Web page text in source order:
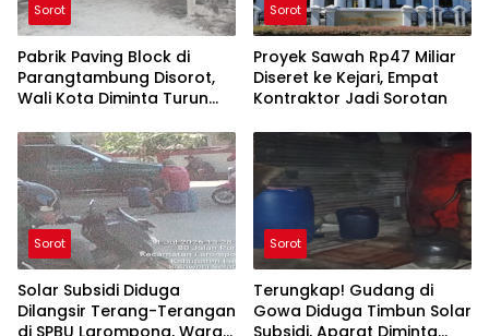
Sorot
Pabrik Paving Block di
Parangtambung Disorot,
Wali Kota Diminta Turun
Sorot
Proyek Sawah Rp47 Miliar
Diseret ke Kejari, Empat
Kontraktor Jadi Sorotan
Sorot
Solar Subsidi Diduga
Dilangsir Terang-Terangan
di SPBU Larompong, Warga
Sorot
Terungkap! Gudang di
Gowa Diduga Timbun Solar
Subsidi, Aparat Diminta